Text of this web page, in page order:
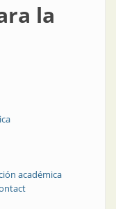
la
académica